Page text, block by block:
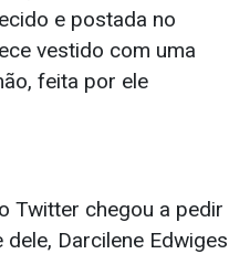
e postada no
vestido com uma
feita por ele
Twitter chegou a
Darcilene